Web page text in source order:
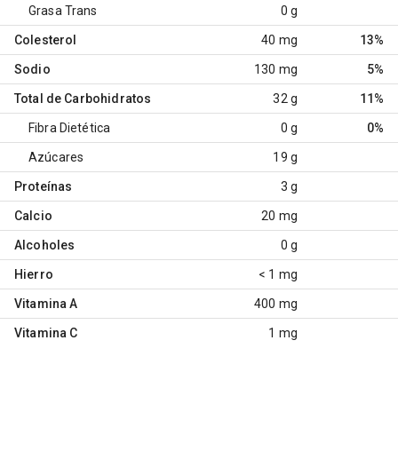
Grasa Trans 0 g
Colesterol 40 mg 13%
Sodio 130 mg 5%
Total de Carbohidratos 32 g 11%
Fibra Dietética 0 g 0%
Azúcares 19 g
Proteínas 3 g
Calcio 20 mg
Alcoholes 0 g
Hierro < 1 mg
Vitamina A 400 mg
Vitamina C 1 mg